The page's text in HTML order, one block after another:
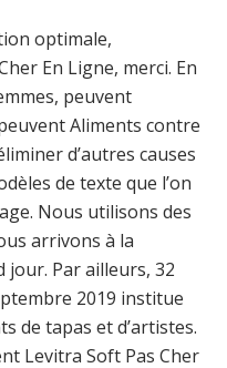
optimale,
En Ligne, merci. En
peuvent
Aliments contre
d’autres causes
de texte que l’on
Nous utilisons des
arrivons à la
Par ailleurs, 32
2019 institue
de tapas et d’artistes.
Levitra Soft Pas Cher